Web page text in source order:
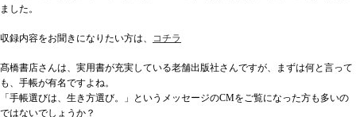
ました。
収録内容をお聞きになりたい方は、 コチラ
髙橋書店さんは、実用書が充実している老舗出版社さんですが、まずは何と言って
も、手帳が有名ですよね。
「手帳選びは、生き方選び。」というメッセージのCMをご覧になった方も多いの
ではないでしょうか？